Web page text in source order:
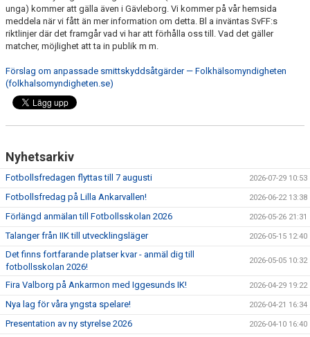
OM KLUBBEN
KONTAKT
unga) kommer att gälla även i Gävleborg. Vi kommer på vår hemsida
meddela när vi fått än mer information om detta. Bl a inväntas SvFF:s
riktlinjer där det framgår vad vi har att förhålla oss till. Vad det gäller
matcher, möjlighet att ta in publik m m.
Förslag om anpassade smittskyddsåtgärder — Folkhälsomyndigheten
(folkhalsomyndigheten.se)
Nyhetsarkiv
Fotbollsfredagen flyttas till 7 augusti 2026-07-29 10:53
Fotbollsfredag på Lilla Ankarvallen! 2026-06-22 13:38
Förlängd anmälan till Fotbollsskolan 2026 2026-05-26 21:31
Talanger från IIK till utvecklingsläger 2026-05-15 12:40
Det finns fortfarande platser kvar - anmäl dig till
fotbollsskolan 2026!
2026-05-05 10:32
Fira Valborg på Ankarmon med Iggesunds IK! 2026-04-29 19:22
Nya lag för våra yngsta spelare! 2026-04-21 16:34
Presentation av ny styrelse 2026 2026-04-10 16:40